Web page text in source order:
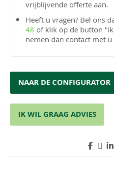
vrijblijvende offerte aan.
Heeft u vragen? Bel ons
48 of klik op de button
nemen dan contact met u
NAAR DE CONFIGURATOR
IK WIL GRAAG ADVIES